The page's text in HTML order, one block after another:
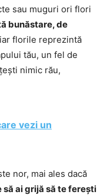
sau muguri ori flori
bunăstare, de
florile reprezintă
tău, un fel de
nimic rău,
vezi un
nor, mai ales dacă
să ai grijă să te ferești